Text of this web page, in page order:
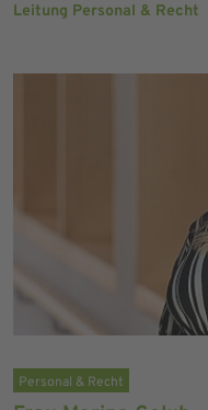
Leitung Personal & Recht
Personal & Recht